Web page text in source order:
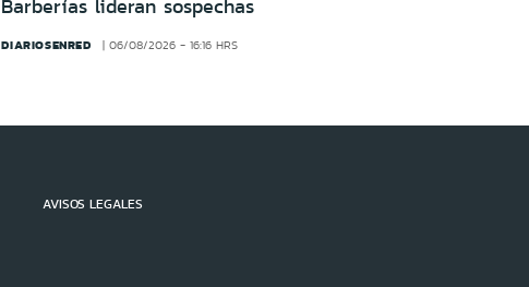
Barberías lideran sospechas
DIARIOSENRED 06/08/2026 - 16:16 HRS
AVISOS LEGALES